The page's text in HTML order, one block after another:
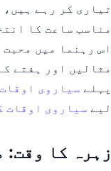
تیاری کر رہے
مناسب ساعت کا
اس رہنما میں
مثالیں اور ہفتے
پہلے سیاروی
لیے سیاروی اوقات
زہرہ کا وقت: